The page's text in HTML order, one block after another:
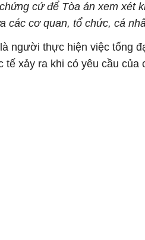
cứ để Tòa án xem xét
các cơ quan, tổ chức, cá
người thực hiện việc tống
tế xảy ra khi có yêu cầu của